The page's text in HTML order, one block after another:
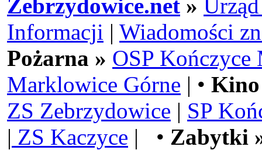
Zebrzydowice.net »
Informacji | Wiadomości
Pożarna » OSP Kończyce
Marklowice Górne | •
ZS Zebrzydowice | SP
| ZS Kaczyce | • Zabytki